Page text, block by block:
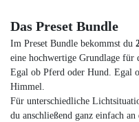
Das Preset Bundle
Im Preset Bundle bekommst du
eine hochwertige Grundlage für
Egal ob Pferd oder Hund. Egal
Himmel.
Für unterschiedliche
du anschließend ganz einfach